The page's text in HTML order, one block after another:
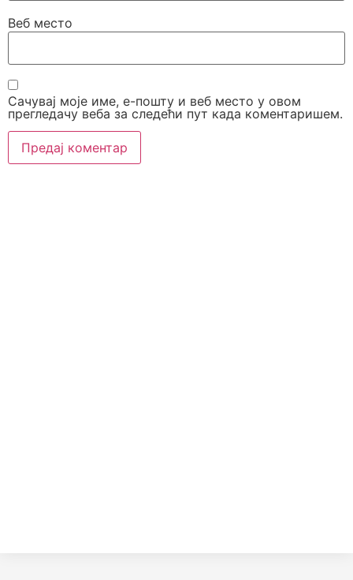
Веб место
Сачувај моје име, е-пошту и веб место у овом
прегледачу веба за следећи пут када коментаришем.